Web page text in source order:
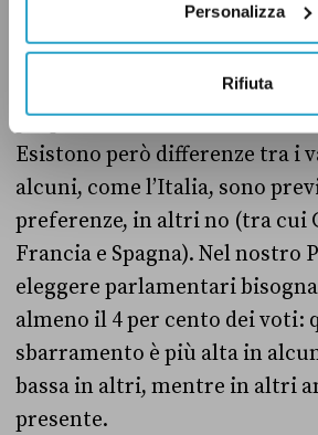
Personalizza
Rifiuta
Il sistema di voto è
Stati membri: in concreto, i
prenderanno un numero di
proporzionale al numero di
Esistono però differenze tra i
alcuni, come l’Italia, sono
preferenze, in altri no (tra cui
Francia e Spagna). Nel nostro
eleggere parlamentari
almeno il 4 per cento dei voti:
sbarramento è più alta in
bassa in altri, mentre in altri
presente.